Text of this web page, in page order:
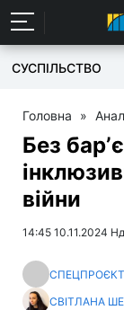
СУСПІЛЬСТВО
Головна »
Без
війни
14:45 10.11.2024 Нд
СПЕЦПРОЄКТ
СВІТЛАНА